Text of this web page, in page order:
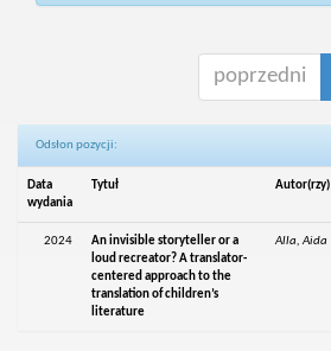
poprzedni
Odsłon pozycji:
Data
wydania
Tytuł Autor(rzy)
2024
An invisible storyteller or a
loud recreator? A translator-
centered approach to the
translation of children’s
literature
Alla, Aida